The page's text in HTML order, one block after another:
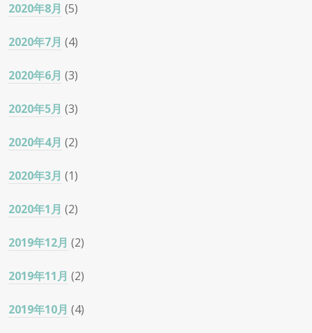
2020年8月 (5)
2020年7月 (4)
2020年6月 (3)
2020年5月 (3)
2020年4月 (2)
2020年3月 (1)
2020年1月 (2)
2019年12月 (2)
2019年11月 (2)
2019年10月 (4)